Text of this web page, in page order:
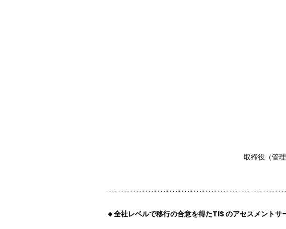
取締役（管
🔸全社レベルで移行の合意を得たTIS のアセスメントサ